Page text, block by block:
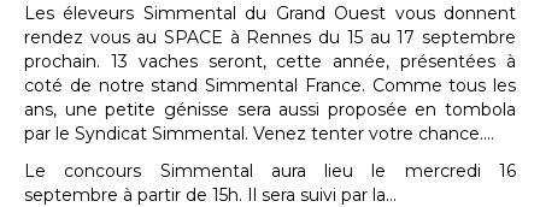
Les éleveurs Simmental du Grand Ouest vous donnent
rendez vous au SPACE à Rennes du 15 au 17 septembre
prochain. 13 vaches seront, cette année, présentées à
coté de notre stand Simmental France. Comme tous les
ans, une petite génisse sera aussi proposée en tombola
par le Syndicat Simmental. Venez tenter votre chance....
Le concours Simmental aura lieu le mercredi 16
septembre à partir de 15h. Il sera suivi par la...